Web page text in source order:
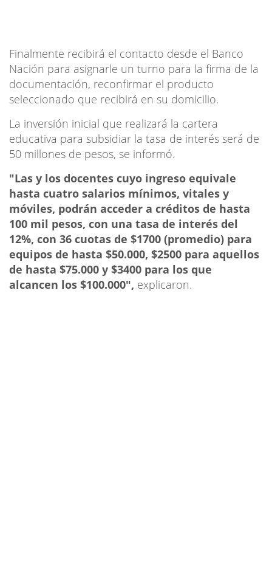
Finalmente recibirá el contacto desde el Banco
Nación para asignarle un turno para la firma de la
documentación, reconfirmar el producto
seleccionado que recibirá en su domicilio.
La inversión inicial que realizará la cartera
educativa para subsidiar la tasa de interés será de
50 millones de pesos, se informó.
"Las y los docentes cuyo ingreso equivale
hasta cuatro salarios mínimos, vitales y
móviles, podrán acceder a créditos de hasta
100 mil pesos, con una tasa de interés del
12%, con 36 cuotas de $1700 (promedio) para
equipos de hasta $50.000, $2500 para aquellos
de hasta $75.000 y $3400 para los que
alcancen los $100.000", explicaron.